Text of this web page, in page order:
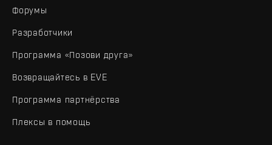
Форумы
Разработчики
Программа «Позови друга»
Возвращайтесь в EVE
Программа партнёрства
Плексы в помощь